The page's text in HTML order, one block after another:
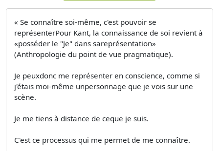
« Se connaître soi-même, c'est pouvoir se
représenterPour Kant, la connaissance de soi revient à
«posséder le "Je" dans sareprésentation»
(Anthropologie du point de vue pragmatique).
Je peuxdonc me représenter en conscience, comme si
j'étais moi-même unpersonnage que je vois sur une
scène.
Je me tiens à distance de ceque je suis.
C'est ce processus qui me permet de me connaître.